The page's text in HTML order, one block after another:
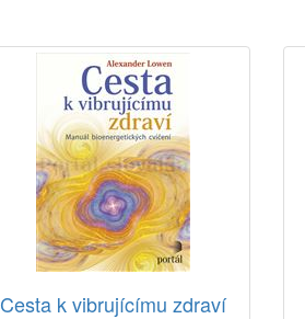
Cesta k vibrujícímu zdraví